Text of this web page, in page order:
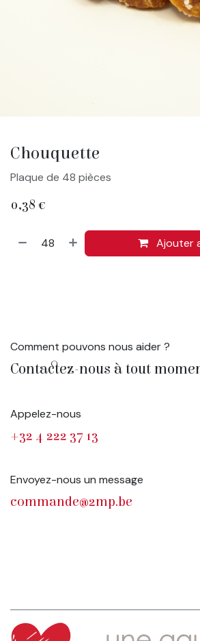
Chouquette
Plaque de 48 pièces
0,38 €
Ajouter
Comment pouvons nous aider ?
Contactez-nous à tout
Appelez-nous
+32 4 222 37 13
Envoyez-nous un message
commande@2mp.be